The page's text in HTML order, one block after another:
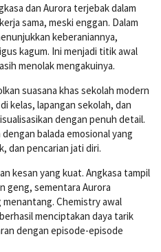
dan Aurora terjebak dalam
sama, meski enggan. Dalam
keberaniannya,
kagum. Ini menjadi titik awal
menolak mengakuinya.
suasana khas sekolah modern
kelas, lapangan sekolah, dan
dengan penuh detail.
balada emosional yang
dan pencarian jati diri.
kesan yang kuat. Angkasa tampil
geng, sementara Aurora
Chemistry awal
menciptakan daya tarik
dengan episode-episode